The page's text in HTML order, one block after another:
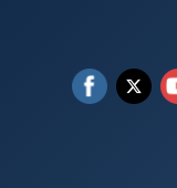
X
Tópicos